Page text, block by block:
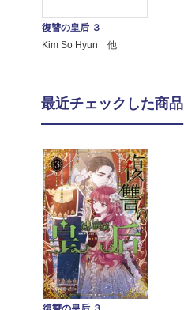
復讐の皇后 ３
Kim So Hyun 他
最近チェックした商品